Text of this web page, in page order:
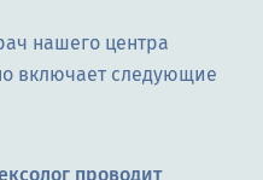
нашего центра
включает следующие
проводит